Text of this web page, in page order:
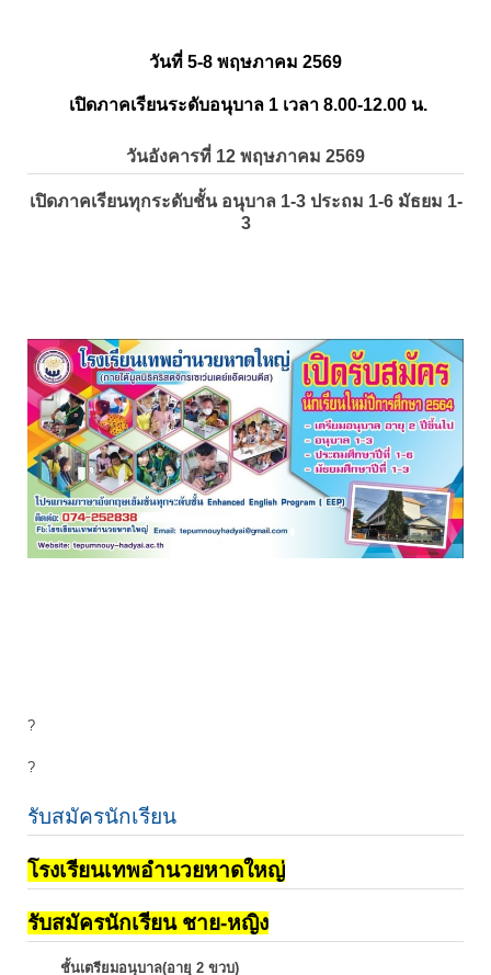
วันที่ 5-8 พฤษภาคม 2569
เปิดภาคเรียนระดับอนุบาล 1 เวลา 8.00-12.00 น.
วันอังคารที่ 12 พฤษภาคม 2569
เปิดภาคเรียนทุกระดับชั้น อนุบาล 1-3 ประถม 1-6 มัธยม 1-
3
?
?
รับสมัครนักเรียน
โรงเรียนเทพอำนวยหาดใหญ่
รับสมัครนักเรียน ชาย-หญิง
ชั้นเตรียมอนุบาล(อายุ 2 ขวบ)